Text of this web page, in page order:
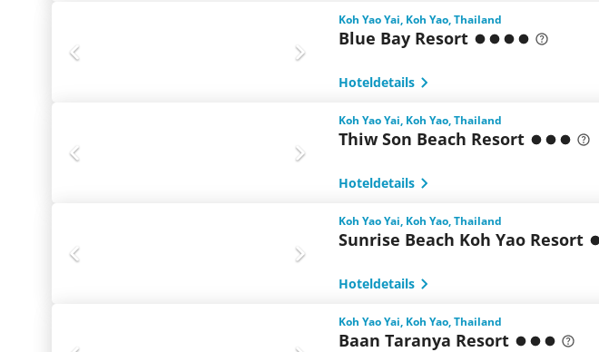
Koh Yao Yai, Koh Yao, Thailand
Blue Bay Resort
Hoteldetails
Koh Yao Yai, Koh Yao, Thailand
Thiw Son Beach Resort
Hoteldetails
Koh Yao Yai, Koh Yao, Thailand
Sunrise Beach Koh Yao Resort
Hoteldetails
Koh Yao Yai, Koh Yao, Thailand
Baan Taranya Resort